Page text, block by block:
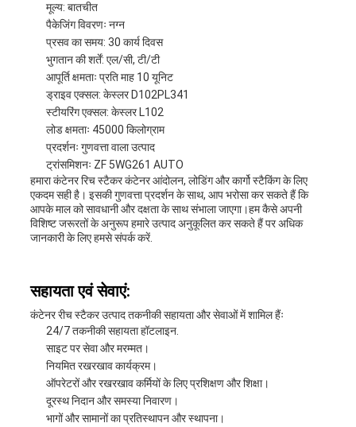
मूल्य: बातचीत
पैकेजिंग विवरणः नग्न
प्रसव का समय: 30 कार्य दिवस
भुगतान की शर्तें: एल/सी, टी/टी
आपूर्ति क्षमताः प्रति माह 10 यूनिट
ड्राइव एक्सल: केस्लर D102PL341
स्टीयरिंग एक्सल: केस्लर L102
लोड क्षमताः 45000 किलोग्राम
प्रदर्शनः गुणवत्ता वाला उत्पाद
ट्रांसमिशनः ZF 5WG261 AUTO
हमारा कंटेनर रिच स्टैकर कंटेनर आंदोलन, लोडिंग और कार्गो स्टैकिंग के लिए
एकदम सही है। इसकी गुणवत्ता प्रदर्शन के साथ, आप भरोसा कर सकते हैं कि
आपके माल को सावधानी और दक्षता के साथ संभाला जाएगा।हम कैसे अपनी
विशिष्ट जरूरतों के अनुरूप हमारे उत्पाद अनुकूलित कर सकते हैं पर अधिक
जानकारी के लिए हमसे संपर्क करें.
सहायता एवं सेवाएं:
कंटेनर रीच स्टैकर उत्पाद तकनीकी सहायता और सेवाओं में शामिल हैंः
24/7 तकनीकी सहायता हॉटलाइन.
साइट पर सेवा और मरम्मत।
नियमित रखरखाव कार्यक्रम।
ऑपरेटरों और रखरखाव कर्मियों के लिए प्रशिक्षण और शिक्षा।
दूरस्थ निदान और समस्या निवारण।
भागों और सामानों का प्रतिस्थापन और स्थापना।